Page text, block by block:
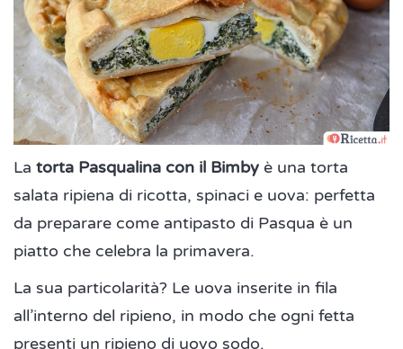
La torta Pasqualina con il Bimby è una torta
salata ripiena di ricotta, spinaci e uova: perfetta
da preparare come antipasto di Pasqua è un
piatto che celebra la primavera.
La sua particolarità? Le uova inserite in fila
all’interno del ripieno, in modo che ogni fetta
presenti un ripieno di uovo sodo.